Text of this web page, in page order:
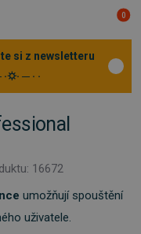
0
si z newsletteru
─ · ·
16672
umožňují spouštění
uživatele.